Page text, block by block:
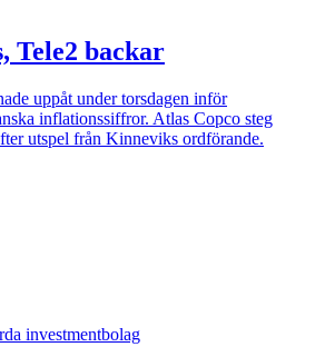
Tele2 backar
uppåt under torsdagen inför
inflationssiffror. Atlas Copco steg
utspel från Kinneviks ordförande.
investmentbolag